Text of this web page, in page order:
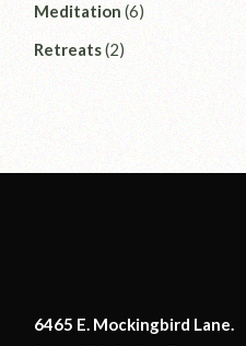
Meditation (6)
Retreats(2)
6465 E. Mockingbird Lane.